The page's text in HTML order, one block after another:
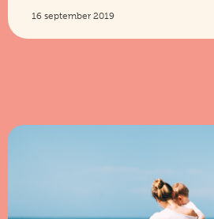
16 september 2019